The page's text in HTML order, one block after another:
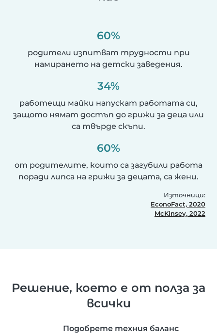
60%
родители изпитват трудности при
намирането на детски заведения.
34%
работещи майки напускат работата си,
защото нямат достъп до грижи за деца или
са твърде скъпи.
60%
от родителите, които са загубили работа
поради липса на грижи за децата, са жени.
Източници:
EconoFact, 2020
McKinsey, 2022
Решение, което е от полза за
всички
Подобрете техния баланс